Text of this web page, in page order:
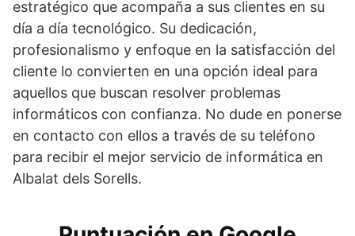
estratégico que acompaña a sus clientes en su
día a día tecnológico. Su dedicación,
profesionalismo y enfoque en la satisfacción del
cliente lo convierten en una opción ideal para
aquellos que buscan resolver problemas
informáticos con confianza. No dude en ponerse
en contacto con ellos a través de su teléfono
para recibir el mejor servicio de informática en
Albalat dels Sorells.